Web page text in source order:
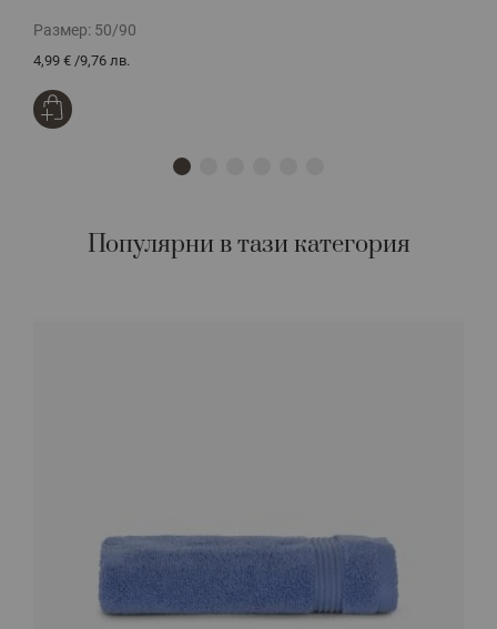
Размер: 50/90
4,99 € /9,76 лв.
Популярни в тази категория